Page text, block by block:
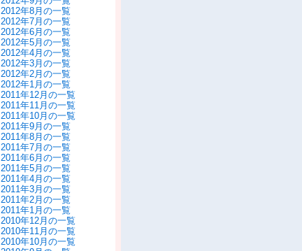
2012年8月の一覧
2012年7月の一覧
2012年6月の一覧
2012年5月の一覧
2012年4月の一覧
2012年3月の一覧
2012年2月の一覧
2012年1月の一覧
2011年12月の一覧
2011年11月の一覧
2011年10月の一覧
2011年9月の一覧
2011年8月の一覧
2011年7月の一覧
2011年6月の一覧
2011年5月の一覧
2011年4月の一覧
2011年3月の一覧
2011年2月の一覧
2011年1月の一覧
2010年12月の一覧
2010年11月の一覧
2010年10月の一覧